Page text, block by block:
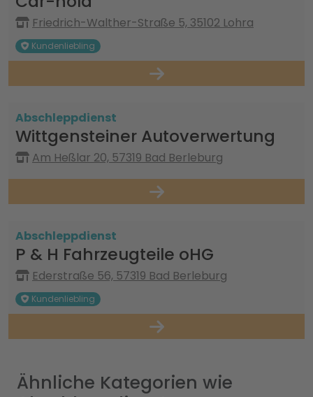
Friedrich-Walther-Straße 5, 35102 Lohra
Kundenliebling
Abschleppdienst
Wittgensteiner Autoverwertung
Am Heßlar 20, 57319 Bad Berleburg
Abschleppdienst
P & H Fahrzeugteile oHG
Ederstraße 56, 57319 Bad Berleburg
Kundenliebling
Ähnliche Kategorien wie